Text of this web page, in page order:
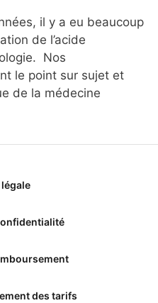
il y a eu beaucoup
de l’acide
Nos
le point sur sujet et
de la médecine
des tarifs